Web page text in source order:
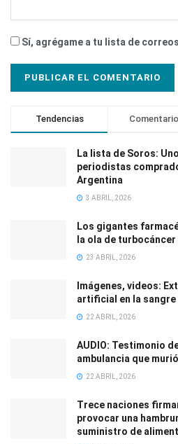
Sí, agrégame a tu lista de
Tendencias
La lista de Soros:
periodistas
Argentina
3 ABRIL, 2026
Los gigantes
la ola de turbocáncer
23 ABRIL, 2026
Imágenes, videos:
artificial en la
22 ABRIL, 2026
AUDIO: Testimonio
ambulancia que
22 ABRIL, 2026
Trece naciones
provocar una
suministro de